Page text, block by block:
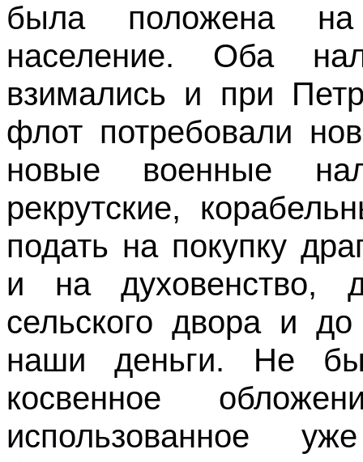
была положена на
население. Оба
взимались и при
флот потребовали
новые военные
рекрутские,
подать на покупку
и на духовенство,
сельского двора и
наши деньги. Не
косвенное
использованное